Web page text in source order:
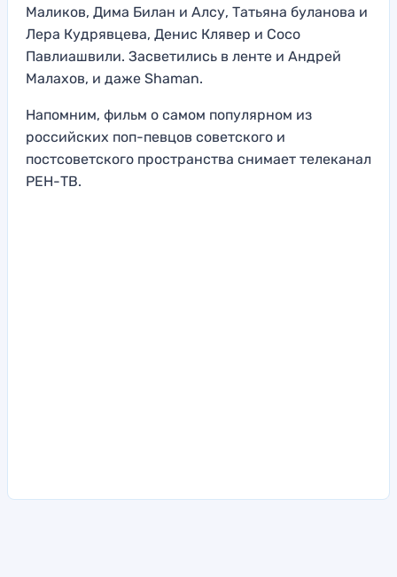
Маликов, Дима Билан и Алсу, Татьяна буланова и
Лера Кудрявцева, Денис Клявер и Сосо
Павлиашвили. Засветились в ленте и Андрей
Малахов, и даже Shaman.
Напомним, фильм о самом популярном из
российских поп-певцов советского и
постсоветского пространства снимает телеканал
РЕН-ТВ.